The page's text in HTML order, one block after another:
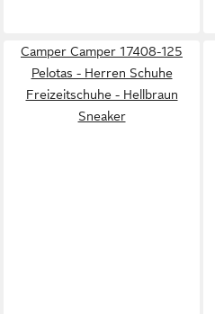
Camper Camper 17408-125
Pelotas - Herren Schuhe
Freizeitschuhe - Hellbraun
Sneaker